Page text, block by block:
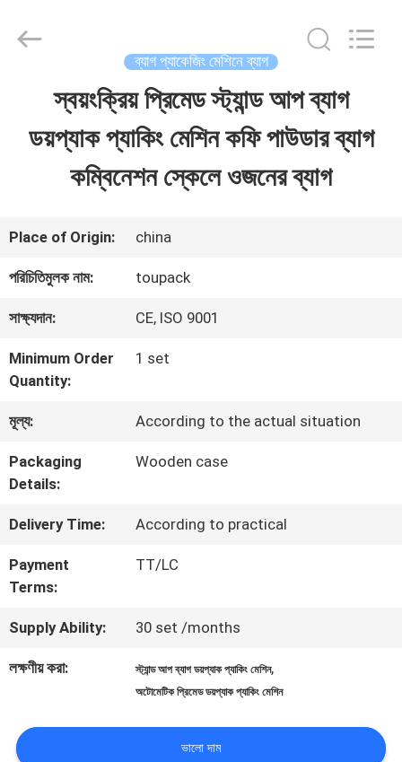
আমাদের
সম্পর্কে
ফ্যাক্টরি
ট্যুর
মান
নিয়ন্ত্রণ
আমাদের
সাথে
যোগাযোগ
করুন
খবর
EQUIPMENT
ব্যাগ প্যাকেজিং মেশিনে ব্যাগ
স্বয়ংক্রিয় প্রিমেড স্ট্যান্ড আপ ব্যাগ
ডয়প্যাক প্যাকিং মেশিন কফি পাউডার ব্যাগ
কম্বিনেশন স্কেলে ওজনের ব্যাগ
Place of Origin: china
পরিচিতিমুলক নাম: toupack
সাক্ষ্যদান: CE, ISO 9001
Minimum Order
Quantity:
1 set
মূল্য: According to the actual situation
Packaging
Details:
Wooden case
Delivery Time: According to practical
Payment
Terms:
TT/LC
Supply Ability: 30 set /months
লক্ষণীয় করা: স্ট্যান্ড আপ ব্যাগ ডয়প্যাক প্যাকিং মেশিন,
অটোমেটিক প্রিমেড ডয়প্যাক প্যাকিং মেশিন
ভালো দাম